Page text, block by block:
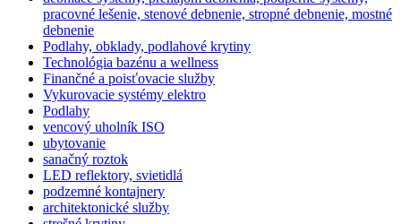
pracovné lešenie, stenové debnenie, stropné debnenie, mostné
debnenie
Podlahy, obklady, podlahové krytiny
Technológia bazénu a wellness
Finančné a poisťovacie služby
Vykurovacie systémy elektro
Podlahy
vencový uholník ISO
ubytovanie
sanačný roztok
LED reflektory, svietidlá
podzemné kontajnery
architektonické služby